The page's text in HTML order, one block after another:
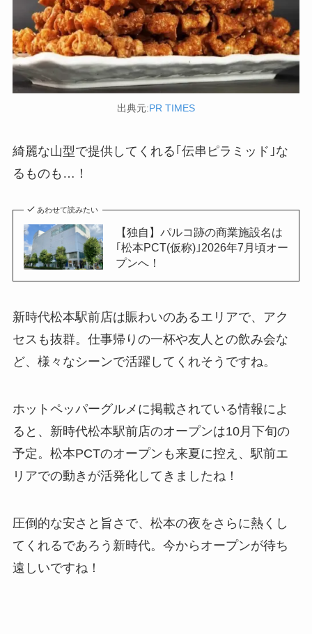
出典元:PR TIMES
綺麗な山型で提供してくれる｢伝串ピラミッド｣な
るものも…！
あわせて読みたい
【独自】パルコ跡の商業施設名は
｢松本PCT(仮称)｣2026年7月頃オー
プンへ！
新時代松本駅前店は賑わいのあるエリアで、アク
セスも抜群。仕事帰りの一杯や友人との飲み会な
ど、様々なシーンで活躍してくれそうですね。
ホットペッパーグルメに掲載されている情報によ
ると、新時代松本駅前店のオープンは10月下旬の
予定。松本PCTのオープンも来夏に控え、駅前エ
リアでの動きが活発化してきましたね！
圧倒的な安さと旨さで、松本の夜をさらに熱くし
てくれるであろう新時代。今からオープンが待ち
遠しいですね！